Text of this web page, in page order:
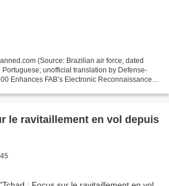
(Source: Brazilian air force; dated
unofficial translation by Defense-
Enhances FAB’s Electronic Reconnaissance
le ravitaillement en vol depuis